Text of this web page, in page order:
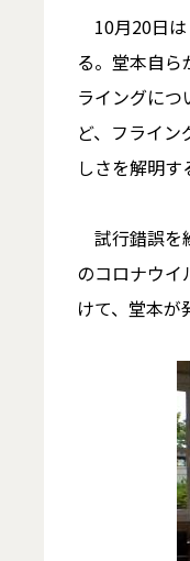
10月20日は
る。堂本自ら
ライングに
ど、フライ
しさを解明
試行錯誤を
のコロナウイ
けて、堂本が